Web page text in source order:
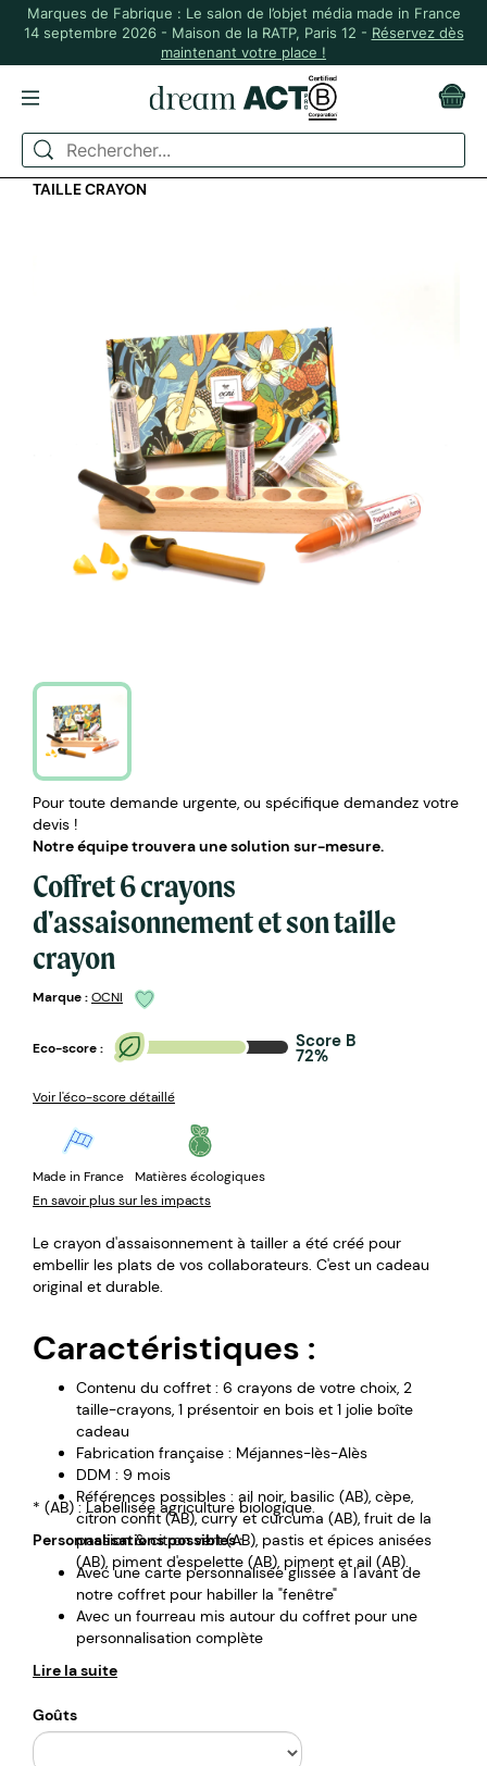
Marques de Fabrique : Le salon de l’objet média made in France
14 septembre 2026 - Maison de la RATP, Paris 12 - Réservez dès
maintenant votre place !
ACCUEIL GOURMAND
COFFRET 6 CRAYONS D'ASSAISONNEMENT ET SON
TAILLE CRAYON
Pour toute demande urgente, ou spécifique demandez votre
devis !
Notre équipe trouvera une solution sur-mesure.
Coffret 6 crayons
d'assaisonnement et son taille
crayon
Marque :OCNI
Eco-score : Score B
72%
Voir l'éco-score détaillé
Made in France
Matières écologiques
En savoir plus sur les impacts
Le crayon d'assaisonnement à tailler a été créé pour
embellir les plats de vos collaborateurs. C'est un cadeau
original et durable.
Caractéristiques :
Contenu du coffret : 6 crayons de votre choix, 2
taille-crayons, 1 présentoir en bois et 1 jolie boîte
cadeau
Fabrication française : Méjannes-lès-Alès
DDM : 9 mois
Références possibles : ail noir, basilic (AB), cèpe,
citron confit (AB), curry et curcuma (AB), fruit de la
passion & citron vert (AB), pastis et épices anisées
(AB), piment d'espelette (AB), piment et ail (AB).
* (AB) : Labellisée agriculture biologique.
Personnalisations possibles :
Avec une carte personnalisée glissée à l'avant de
notre coffret pour habiller la "fenêtre"
Avec un fourreau mis autour du coffret pour une
personnalisation complète
Lire la suite
Goûts